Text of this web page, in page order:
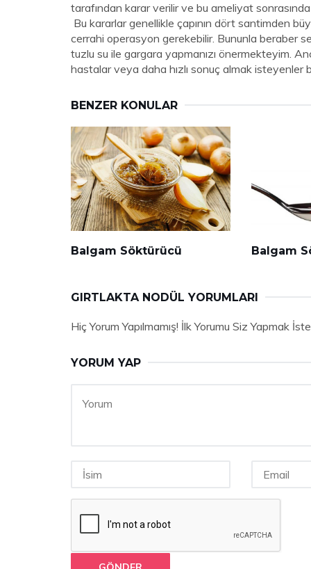
tarafından karar verilir ve bu ameliyat
Bu kararlar genellikle çapının dört santimden
cerrahi operasyon gerekebilir. Bununla beraber
tuzlu su ile gargara yapmanızı önermekteyim.
hastalar veya daha hızlı sonuç almak isteyenler
BENZER KONULAR
Balgam Söktürücü Balgam
GIRTLAKTA NODÜL YORUMLARI
Hiç Yorum Yapılmamış! İlk Yorumu Siz Yapmak
YORUM YAP